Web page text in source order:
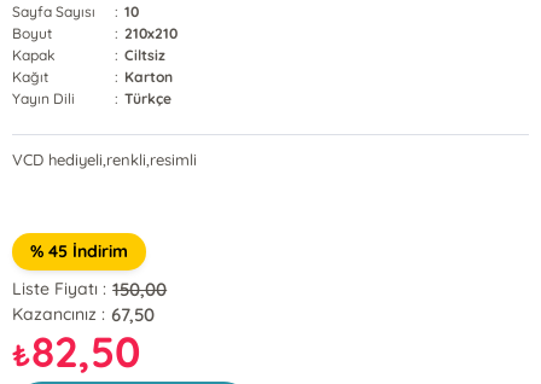
Sayfa Sayısı
: 10
Boyut
: 210x210
Kapak
: Ciltsiz
Kağıt
: Karton
Yayın Dili
: Türkçe
VCD hediyeli,renkli,resimli
% 45 İndirim
Liste Fiyatı : 150,00
Kazancınız : 67,50
₺82,50